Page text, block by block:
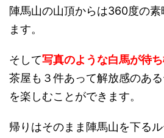
陣馬山の山頂からは360度の
ます。
そして写真のような白馬が待ち
茶屋も３件あって解放感のあ
を楽しむことができます。
帰りはそのまま陣馬山を下るル